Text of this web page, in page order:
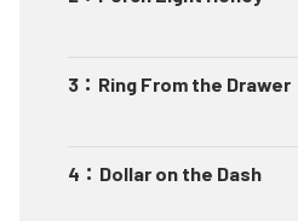
3 ： Ring From the Drawer
4 ： Dollar on the Dash